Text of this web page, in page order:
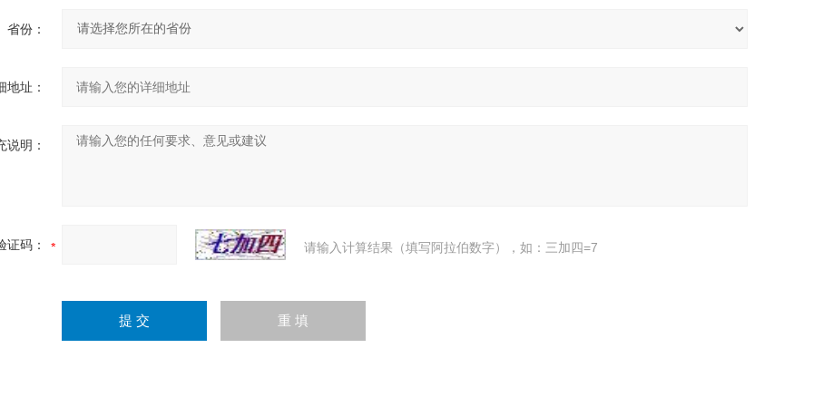
省份：
地址：
说明：
证码： 请输入计算结果（填写阿拉伯数字），如：三加四=7